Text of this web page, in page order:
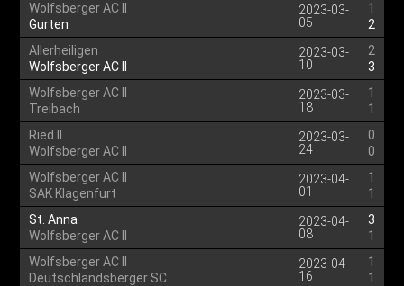
Wolfsberger AC II
Gurten
2023-03-
05
1
2
Allerheiligen
Wolfsberger AC II
2023-03-
10
2
3
Wolfsberger AC II
Treibach
2023-03-
18
1
1
Ried II
Wolfsberger AC II
2023-03-
24
0
0
Wolfsberger AC II
SAK Klagenfurt
2023-04-
01
1
1
St. Anna
Wolfsberger AC II
2023-04-
08
3
1
Wolfsberger AC II
Deutschlandsberger SC
2023-04-
16
1
1